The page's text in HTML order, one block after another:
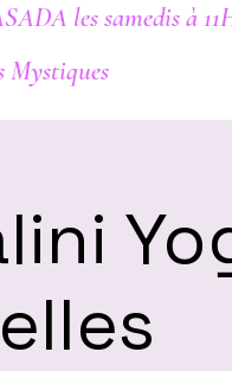
les samedis à
Mystiques